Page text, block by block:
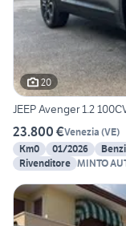
20
JEEP Avenger 1.2
23.800 €Venezia (VE)
Km0
01/2026
Rivenditore MINTO